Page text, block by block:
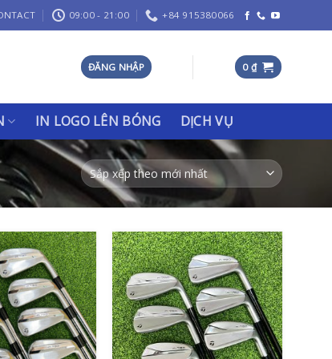
09:00 - 21:00 +84 915380066
ĐĂNG NHẬP 0 ₫
IN LOGO LÊN BÓNG DỊCH VỤ